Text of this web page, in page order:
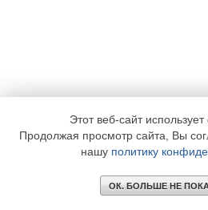
Этот веб-сайт
Продолжая просмотр сайта, Вы
нашу политику
ОК. БОЛЬШЕ НЕ